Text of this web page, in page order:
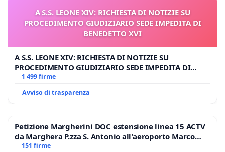
A S.S. LEONE XIV: RICHIESTA DI NOTIZIE SU
PROCEDIMENTO GIUDIZIARIO SEDE IMPEDITA DI
BENEDETTO XVI
A S.S. LEONE XIV: RICHIESTA DI NOTIZIE SU
PROCEDIMENTO GIUDIZIARIO SEDE IMPEDITA DI
BENEDETTO XVI
1 499 firme
Avviso di trasparenza
Petizione Margherini DOC estensione linea 15 ACTV
da Marghera P.zza S. Antonio all'aeroporto Marco
Polo tariffa a € 1,50
151 firme